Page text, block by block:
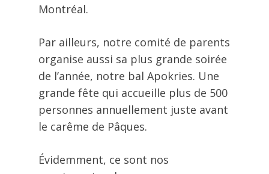
Montréal.
Par ailleurs, notre comité de parents
organise aussi sa plus grande soirée
de l’année, notre bal Apokries. Une
grande fête qui accueille plus de 500
personnes annuellement juste avant
le carême de Pâques.
Évidemment, ce sont nos